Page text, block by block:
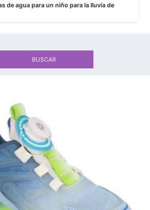
de agua para un niño para la lluvia de
BUSCAR